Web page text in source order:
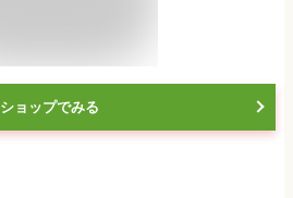
ショップでみる